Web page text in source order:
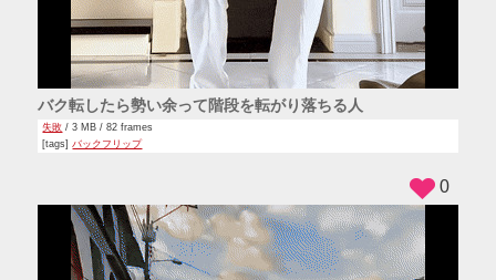
バク転したら勢い余って階段を転がり落ちる人
失敗 / 3 MB / 82 frames
[tags] バックフリップ
0